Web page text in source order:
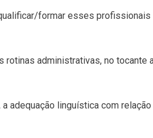
formar esses profissionais
administrativas, no tocante
adequação linguística com